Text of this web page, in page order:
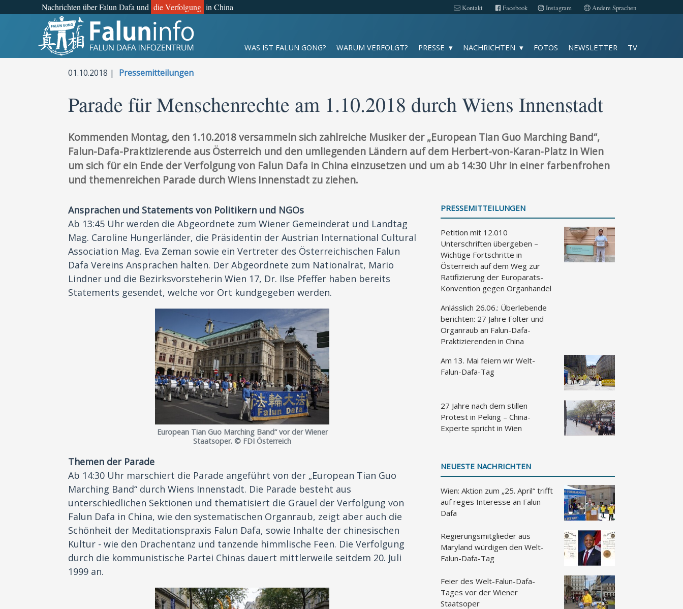
Nachrichten über Falun Dafa und die Verfolgung in China Kontakt Facebook Instagram Andere Sprachen
WAS IST FALUN GONG? WARUM VERFOLGT? PRESSE NACHRICHTEN FOTOS NEWSLETTER TV
Was ist Falun Gong?
Warum verfolgt?
Pressemitteilungen
Persönliche Geschichten
Neueste Nachrichten
Fotos
Instagram
Impressum
Andere Sprachen
01.10.2018 | Pressemitteilungen
Parade für Menschenrechte am 1.10.2018 durch Wiens Innenstadt
Kommenden Montag, den 1.10.2018 versammeln sich zahlreiche Musiker der „European Tian Guo Marching Band“,
Falun-Dafa-Praktizierende aus Österreich und den umliegenden Ländern auf dem Herbert-von-Karan-Platz in Wien
um sich für ein Ende der Verfolgung von Falun Dafa in China einzusetzen und um ab 14:30 Uhr in einer farbenfrohen
und themenreichen Parade durch Wiens Innenstadt zu ziehen.
Ansprachen und Statements von Politikern und NGOs
Ab 13:45 Uhr werden die Abgeordnete zum Wiener Gemeinderat und Landtag
Mag. Caroline Hungerländer, die Präsidentin der Austrian International Cultural
Association Mag. Eva Zeman sowie ein Vertreter des Österreichischen Falun
Dafa Vereins Ansprachen halten. Der Abgeordnete zum Nationalrat, Mario
Lindner und die Bezirksvorsteherin Wien 17, Dr. Ilse Pfeffer haben bereits
Statements gesendet, welche vor Ort kundgegeben werden.
European Tian Guo Marching Band“ vor der Wiener
Staatsoper. © FDI Österreich
Themen der Parade
Ab 14:30 Uhr marschiert die Parade angeführt von der „European Tian Guo
Marching Band“ durch Wiens Innenstadt. Die Parade besteht aus
unterschiedlichen Sektionen und thematisiert die Gräuel der Verfolgung von
Falun Dafa in China, wie den systematischen Organraub, zeigt aber auch die
Schönheit der Meditationspraxis Falun Dafa, sowie Inhalte der chinesischen
Kultur - wie den Drachentanz und tanzende himmlische Feen. Die Verfolgung
durch die kommunistische Partei Chinas dauert mittlerweile seitdem 20. Juli
1999 an.
PRESSEMITTEILUNGEN
Petition mit 12.010
Unterschriften übergeben –
Wichtige Fortschritte in
Österreich auf dem Weg zur
Ratifizierung der Europarats-
Konvention gegen Organhandel
Anlässlich 26.06.: Überlebende
berichten: 27 Jahre Folter und
Organraub an Falun-Dafa-
Praktizierenden in China
Am 13. Mai feiern wir Welt-
Falun-Dafa-Tag
27 Jahre nach dem stillen
Protest in Peking – China-
Experte spricht in Wien
NEUESTE NACHRICHTEN
Wien: Aktion zum „25. April“ trifft
auf reges Interesse an Falun
Dafa
Regierungsmitglieder aus
Maryland würdigen den Welt-
Falun-Dafa-Tag
Feier des Welt-Falun-Dafa-
Tages vor der Wiener
Staatsoper